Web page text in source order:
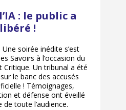
: le public a
!
Une soirée inédite s’est
Savoirs à l’occasion du
Critique. Un tribunal a été
le banc des accusés
! Témoignages,
et défense ont éveillé
de toute l’audience.